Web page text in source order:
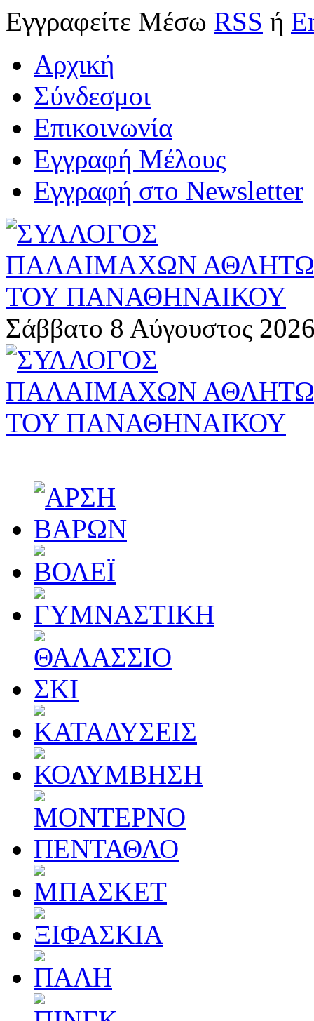
Εγγραφείτε Μέσω RSS ή
Αρχική
Σύνδεσμοι
Επικοινωνία
Εγγραφή Μέλους
Εγγραφή στο Newsletter
Σάββατο 8 Αύγουστος